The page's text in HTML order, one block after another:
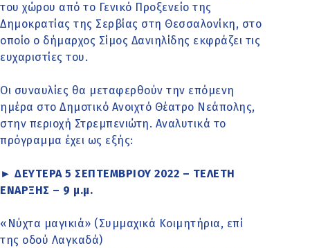
του χώρου από το Γενικό Προξενείο της
Δημοκρατίας της Σερβίας στη Θεσσαλονίκη, στο
οποίο ο δήμαρχος Σίμος Δανιηλίδης εκφράζει τις
ευχαριστίες του.
Οι συναυλίες θα μεταφερθούν την επόμενη
ημέρα στο Δημοτικό Ανοιχτό Θέατρο Νεάπολης,
στην περιοχή Στρεμπενιώτη. Αναλυτικά το
πρόγραμμα έχει ως εξής:
► ΔΕΥΤΕΡΑ 5 ΣΕΠΤΕΜΒΡΙΟΥ 2022 – ΤΕΛΕΤΗ
ΕΝΑΡΞΗΣ – 9 μ.μ.
«Νύχτα μαγικιά» (Συμμαχικά Κοιμητήρια, επί
της οδού Λαγκαδά)